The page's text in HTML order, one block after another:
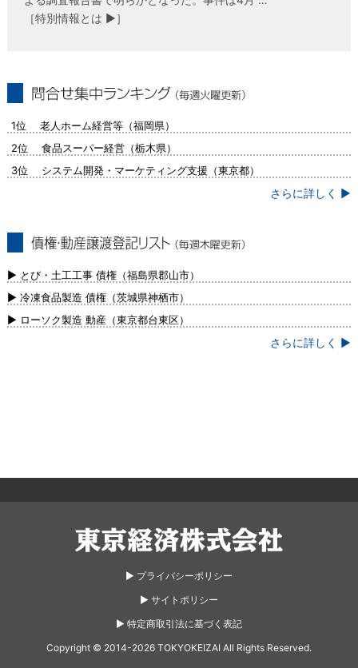
［特別情報とは ▶］
1位 老人ホーム経営等（福岡県）
2位 食品スーパー経営（栃木県）
3位 システム開発・マーケティング支援（東京都）
さらに詳しく ▶
新）
▶ とび・土工工事 債権（福島県郡山市）
▶ 冷凍食品製造 債権（茨城県神栖市）
▶ ローソク製造 動産（東京都台東区）
さらに詳しく ▶
▶︎ プライバシーポリシー
▶︎ サイトポリシー
▶︎ 特定商取引法に基づく表記
Copyright © 2014-2026 TOKYOKEIZAI All Rights Reserved.